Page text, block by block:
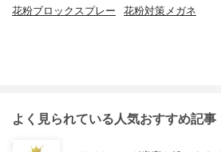
花粉ブロックスプレー 花粉対策メガネ
よく見られている人気おすすめ記事